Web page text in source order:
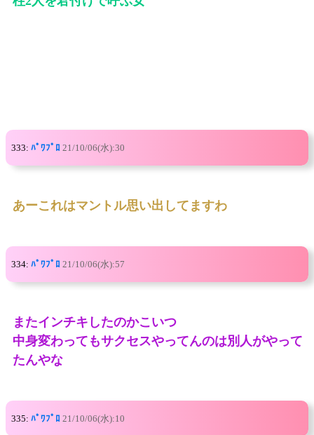
333: ﾊﾟﾜﾌﾟﾛ 21/10/06(水):30
あーこれはマントル思い出してますわ
334: ﾊﾟﾜﾌﾟﾛ 21/10/06(水):57
またインチキしたのかこいつ
中身変わってもサクセスやってんのは別人がやって
たんやな
335: ﾊﾟﾜﾌﾟﾛ 21/10/06(水):10